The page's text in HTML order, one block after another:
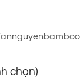
chọn)